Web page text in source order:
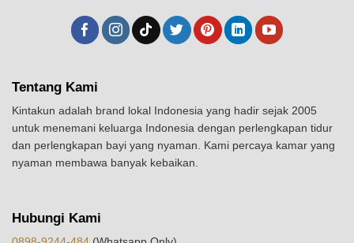
Tentang Kami
Kintakun adalah brand lokal Indonesia yang hadir sejak 2005
untuk menemani keluarga Indonesia dengan perlengkapan tidur
dan perlengkapan bayi yang nyaman. Kami percaya kamar yang
nyaman membawa banyak kebaikan.
Hubungi Kami